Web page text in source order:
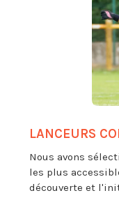
LANCEURS
Nous avons
les plus
découverte et